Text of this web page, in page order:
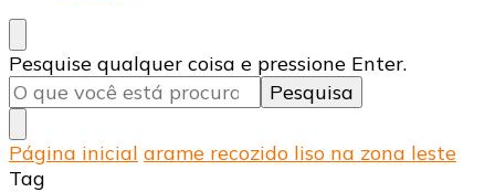
Procurando
algo?
Pesquise qualquer coisa e pressione Enter.
Página inicial arame recozido liso na zona leste
Tag